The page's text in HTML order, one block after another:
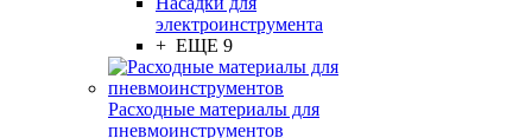
электроинструмента
+ ЕЩЕ 9
Расходные материалы для
пневмоинструментов